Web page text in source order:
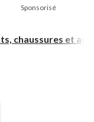
Sponsorisé
chaussures et